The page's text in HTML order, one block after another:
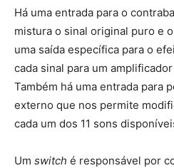
Há uma entrada para o
mistura o sinal original puro e
uma saída específica para o
cada sinal para um
Também há uma entrada para
externo que nos permite
cada um dos 11 sons
Um switch é responsável por